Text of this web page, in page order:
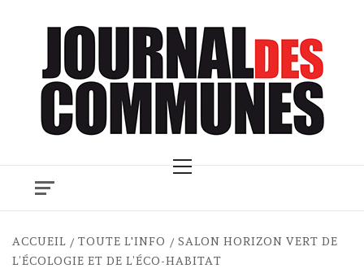
Menu
ACCUEIL TOUTE L'INFO
SALON HORIZON VERT DE
L’ÉCOLOGIE ET DE L’ÉCO-HABITAT